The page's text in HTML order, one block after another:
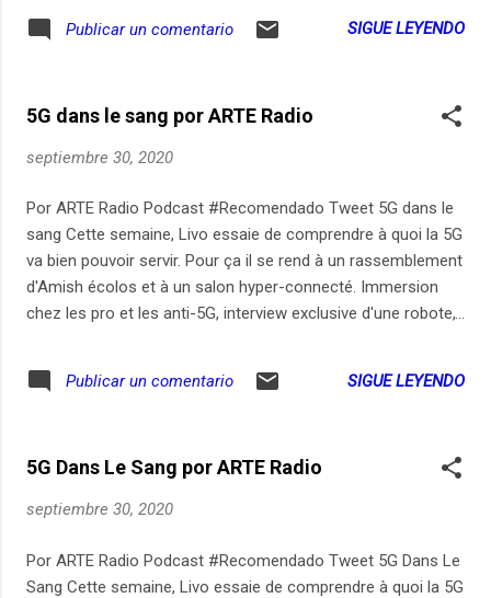
profesor Jonathan Bock Produce: Sara Trejos Pre y Post
a todos nuestros oyentes por unirse a Patron y ayudarnos a
que tenemos en Telegram todos los días solo entra a
www.presuntopodcast.com
Publicar un comentario SIGUE LEYENDO
5G dans le sang por ARTE Radio
septiembre 30, 2020
Por ARTE Radio Podcast #Recomendado Tweet 5G dans le
sang Cette semaine, Livo essaie de comprendre à quoi la 5G
va bien pouvoir servir. Pour ça il se rend à un rassemblement
d'Amish écolos et à un salon hyper-connecté. Immersion
chez les pro et les anti-5G, interview exclusive d'une robote,
Dépêche découpe l'actu avec un micro. Abonnez-vous à
ce podcast sur notre site, Apple
Mix : Arnaud Forest - Production : ARTE Radio
Publicar un comentario SIGUE LEYENDO
5G Dans Le Sang por ARTE Radio
septiembre 30, 2020
Por ARTE Radio Podcast #Recomendado Tweet 5G Dans Le
Sang Cette semaine, Livo essaie de comprendre à quoi la 5G